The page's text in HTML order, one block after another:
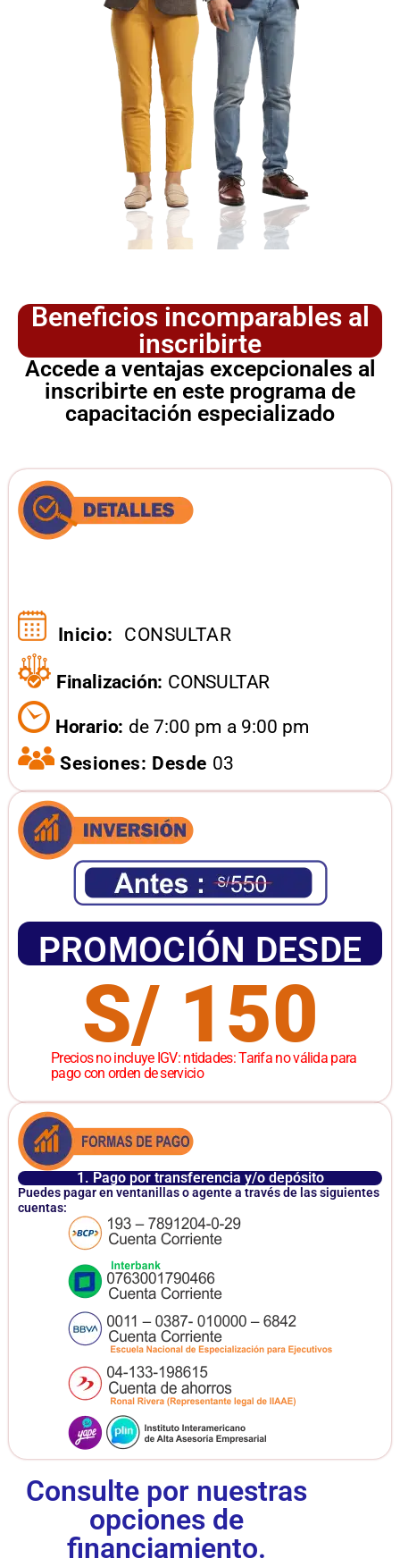
Beneficios incomparables al
inscribirte
Accede a ventajas excepcionales al
inscribirte en este programa de
capacitación especializado
Inicio: CONSULTAR
Finalización: CONSULTAR
Horario: de 7:00 pm a 9:00 pm
Sesiones: Desde 03
PROMOCIÓN DESDE
S/ 150
Precios no incluye IGV: ntidades: Tarifa no válida para
pago con orden de servicio
1. Pago por transferencia y/o depósito
Puedes pagar en ventanillas o agente a través de las siguientes
cuentas:
Consulte por nuestras
opciones de
financiamiento.